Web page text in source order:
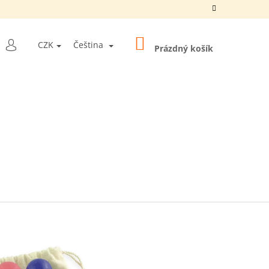
PŘIHLÁŠENÍ
CZK Čeština NÁKUPNÍ
KOŠÍK
Prázdný košík
"10 BALLS
MM